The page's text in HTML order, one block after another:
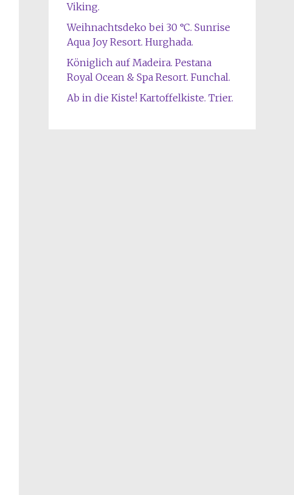
Viking.
Weihnachtsdeko bei 30 °C. Sunrise
Aqua Joy Resort. Hurghada.
Königlich auf Madeira. Pestana
Royal Ocean & Spa Resort. Funchal.
Ab in die Kiste! Kartoffelkiste. Trier.